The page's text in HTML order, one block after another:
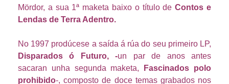
Mördor, a sua 1ª maketa baixo o título deContos e
Lendas de Terra Adentro.
No 1997 prodúcese a saída á rúa do seu primeiro LP,
Disparados ó Futuro, -un par de anos antes
sacaran unha segunda maketa,
Fascinados polo
prohibido-, composto de doce temas grabados nos